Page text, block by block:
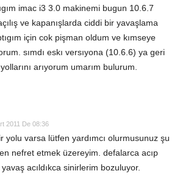
imac i3 3.0 makinemi bugun 10.6.7
ve kapanışlarda ciddi bir yavaşlama
için cok pişman oldum ve kımseye
sımdı eskı versıyona (10.6.6) ya geri
arıyorum umarım bulurum.
2011 De 08:36
yolu varsa lütfen yardımcı olurmusunuz şu
nefret etmek üzereyim. defalarca acıp
acıldıkca sinirlerim bozuluyor.